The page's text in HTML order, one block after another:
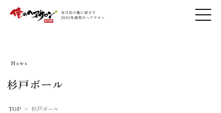
News
杉戸ボール
TOP > 杉戸ボール